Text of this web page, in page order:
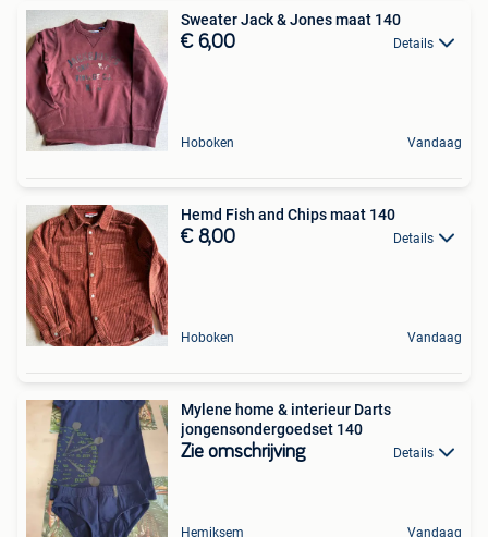
Sweater Jack & Jones maat 140
€ 6,00 Details
Hoboken Vandaag
Hemd Fish and Chips maat 140
€ 8,00 Details
Hoboken Vandaag
Mylene home & interieur Darts
jongensondergoedset 140
Zie omschrijving Details
Hemiksem Vandaag